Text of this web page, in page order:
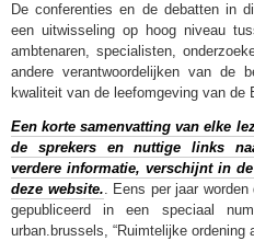
De conferenties en de debatten in
een uitwisseling op hoog niveau
ambtenaren, specialisten,
andere verantwoordelijken van de
kwaliteit van de leefomgeving van de
Een korte samenvatting van elke
de sprekers en nuttige links
verdere informatie, verschijnt in
deze website.. Eens per jaar
gepubliceerd in een speciaal
urban.brussels, “Ruimtelijke ordening